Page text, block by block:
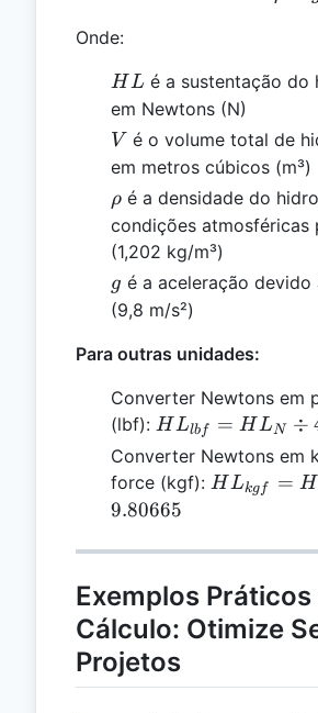
Onde:
HL
HLé a sustentação do
em Newtons (N)
V
V é o volume total de
em metros cúbicos (m³)
\rho
ρ é a densidade do
condições atmosféricas
(1,202 kg/m³)
g
g é a aceleração devido
(9,8 m/s²)
Para outras unidades:
Converter Newtons em
(lbf): HL_{lbf}
=
HL_{N}
\div
4.44822
HLlbf = HLN ÷
Converter Newtons em
force (kgf): HL_{kgf}
\div
9.80665
HLkgf = H
9.80665
Exemplos Práticos
Cálculo: Otimize
Projetos